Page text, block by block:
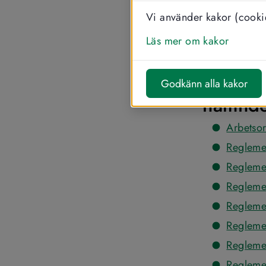
Vi använder kakor
Läs mer om kakor
Godkänn alla kakor